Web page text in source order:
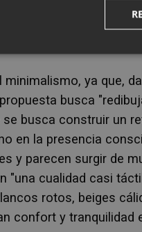
ya que,
busca
busca construir un
en la presencia
y parecen surgir de
"una cualidad casi
rotos, beiges
confort y tranquilidad